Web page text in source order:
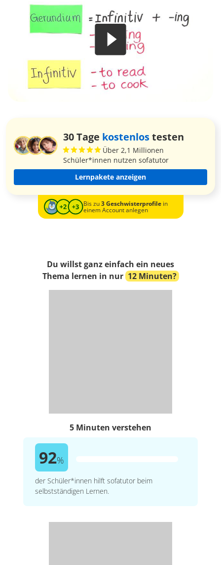
30 Tage kostenlostesten
Über 2,1 Millionen
Schüler*innen nutzen sofatutor
Lernpakete anzeigen
Bis zu3 Geschwisterprofilein
einem Account anlegen
Du willst ganz einfach ein neues
Thema lernen in nur 12 Minuten?
5 Minuten verstehen
92%
der Schüler*innen hilft sofatutor beim
selbstständigen Lernen.